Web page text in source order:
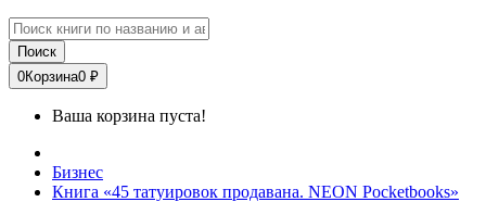
Поиск
0Корзина0 ₽
Ваша корзина пуста!
Бизнес
Книга «45 татуировок продавана. NEON Pocketbooks»